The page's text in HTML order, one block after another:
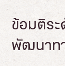
ข้อมติระ
พัฒนาท